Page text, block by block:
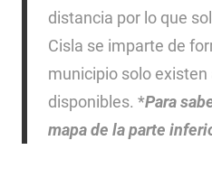
distancia por lo que
Cisla se imparte de
municipio solo
disponibles. *Para
mapa de la parte